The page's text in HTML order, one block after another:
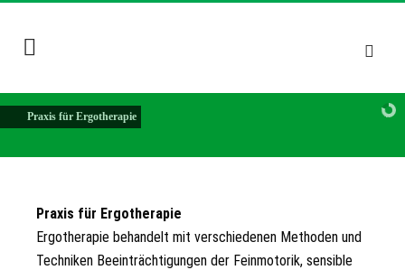
Praxis für Ergotherapie
Praxis für Ergotherapie
Ergotherapie behandelt mit verschiedenen Methoden und
Techniken Beeinträchtigungen der Feinmotorik, sensible